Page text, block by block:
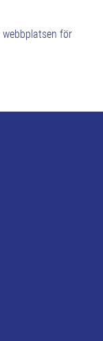
webbplatsen för